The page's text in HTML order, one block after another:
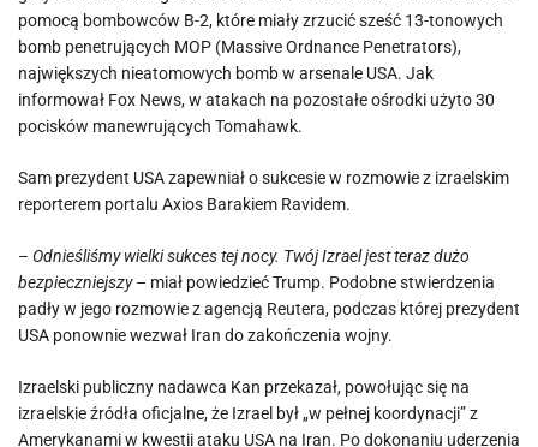
pomocą bombowców B-2, które miały zrzucić sześć 13-tonowych
bomb penetrujących MOP (Massive Ordnance Penetrators),
największych nieatomowych bomb w arsenale USA. Jak
informował Fox News, w atakach na pozostałe ośrodki użyto 30
pocisków manewrujących Tomahawk.
Sam prezydent USA zapewniał o sukcesie w rozmowie z izraelskim
reporterem portalu Axios Barakiem Ravidem.
– Odnieśliśmy wielki sukces tej nocy. Twój Izrael jest teraz dużo
bezpieczniejszy– miał powiedzieć Trump. Podobne stwierdzenia
padły w jego rozmowie z agencją Reutera, podczas której prezydent
USA ponownie wezwał Iran do zakończenia wojny.
Izraelski publiczny nadawca Kan przekazał, powołując się na
izraelskie źródła oficjalne, że Izrael był „w pełnej koordynacji” z
Amerykanami w kwestii ataku USA na Iran. Po dokonaniu uderzenia